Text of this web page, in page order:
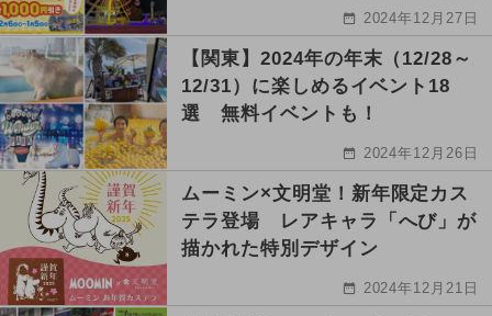
2024年12月27日
【関東】2024年の年末（12/28～
12/31）に楽しめるイベント18
選 無料イベントも！
2024年12月26日
ムーミン×文明堂！新年限定カス
テラ登場 レアキャラ「へび」が
描かれた特別デザイン
2024年12月21日